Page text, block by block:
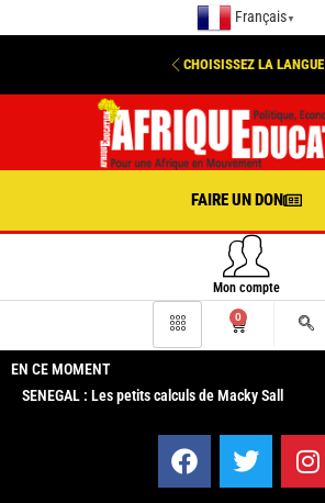
Français ▼
CHOISISSEZ LA LANGUE
FAIRE UN DON
Mon compte
0
EN CE MOMENT
SENEGAL : Les petits calculs de Macky Sall